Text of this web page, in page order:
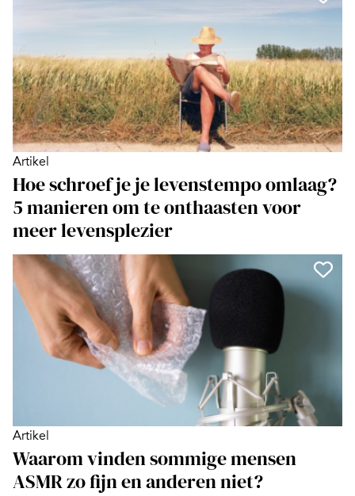
Artikel
Hoe schroef je je levenstempo omlaag?
5 manieren om te onthaasten voor
meer levensplezier
Artikel
Waarom vinden sommige mensen
ASMR zo fijn en anderen niet?